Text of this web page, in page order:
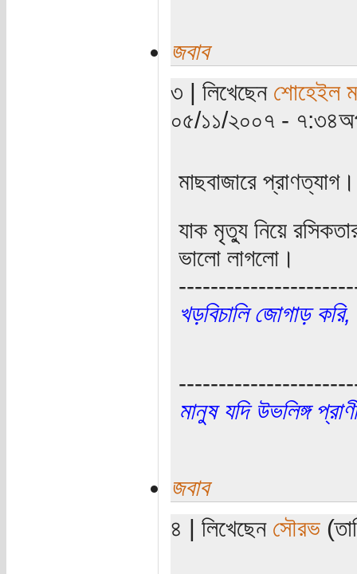
জবাব
৩ | লিখেছেন শোহেইল
০৫/১১/২০০৭ -
মাছবাজারে প্রাণত্যাগ।
যাক মৃত্যু নিয়ে
ভালো লাগলো।
খড়বিচালি জোগাড়
মানুষ যদি উভলিঙ্গ
জবাব
৪ | লিখেছেন সৌরভ